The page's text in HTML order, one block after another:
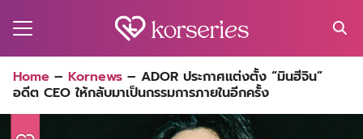
for:
Home – Kornews – ADOR ประกาศแต่งตั้ง “มินฮีจิน”
อดีต CEO ให้กลับมาเป็นกรรมการภายในอีกครั้ง